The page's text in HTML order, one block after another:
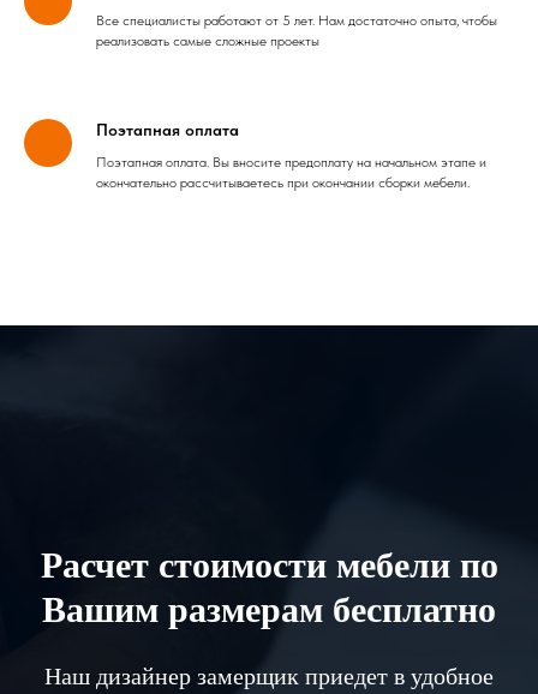
Все специалисты работают от 5 лет. Нам достаточно опыта, чтобы
реализовать самые сложные проекты
Поэтапная оплата
Поэтапная оплата. Вы вносите предоплату на начальном этапе и
окончательно рассчитываетесь при окончании сборки мебели.
Расчет стоимости мебели по
Вашим размерам бесплатно
Наш дизайнер замерщик приедет в удобное